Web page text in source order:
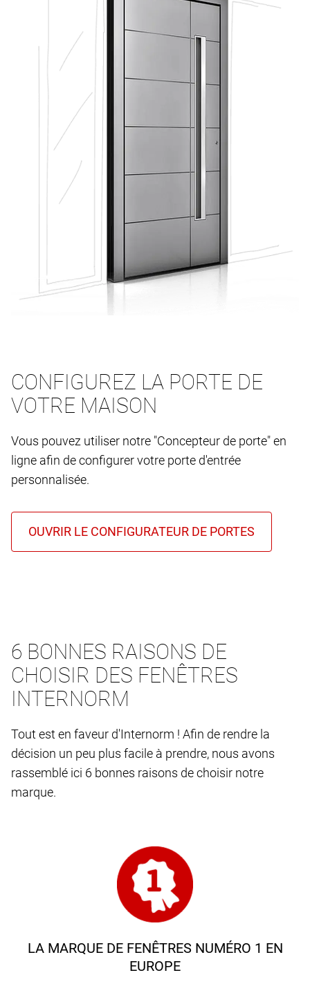
CONFIGUREZ LA PORTE DE
VOTRE MAISON
Vous pouvez utiliser notre "Concepteur de porte" en
ligne afin de configurer votre porte d'entrée
personnalisée.
6 BONNES RAISONS DE
CHOISIR DES FENÊTRES
INTERNORM
Tout est en faveur d'Internorm ! Afin de rendre la
décision un peu plus facile à prendre, nous avons
rassemblé ici 6 bonnes raisons de choisir notre
marque.
LA MARQUE DE FENÊTRES NUMÉRO 1 EN
EUROPE